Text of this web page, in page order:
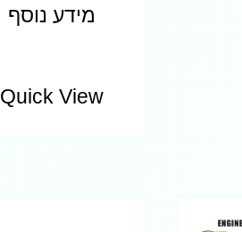
מידע נוסף
Quick View